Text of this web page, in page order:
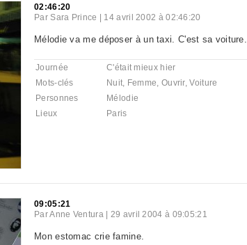
02:46:20
Par Sara Prince 14 avril 2002 à 02:46:20
Mélodie va me déposer à un taxi. C'est sa voiture.
Journée
C'était mieux hier
Mots-clés
Nuit, Femme, Ouvrir,Voiture
Personnes
Mélodie
Lieux
Paris
09:05:21
ParAnne Ventura| 29 avril 2004 à 09:05:21
Mon estomac crie famine.